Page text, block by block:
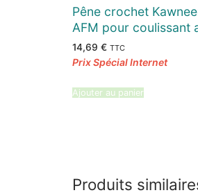
Pêne crochet
AFM pour coulissant
14,69 € TTC
Ajouter au panier
Produits